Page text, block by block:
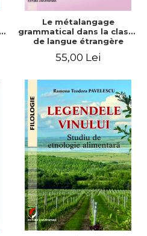
Le métalangage
grammatical dans la classe
de langue étrangère
55,00 Lei